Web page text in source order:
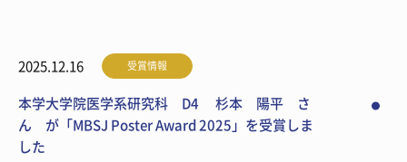
2025.12.16 受賞情報
本学大学院医学系研究科 D4 杉本 陽平 さ
ん が「MBSJ Poster Award 2025」を受賞しま
した